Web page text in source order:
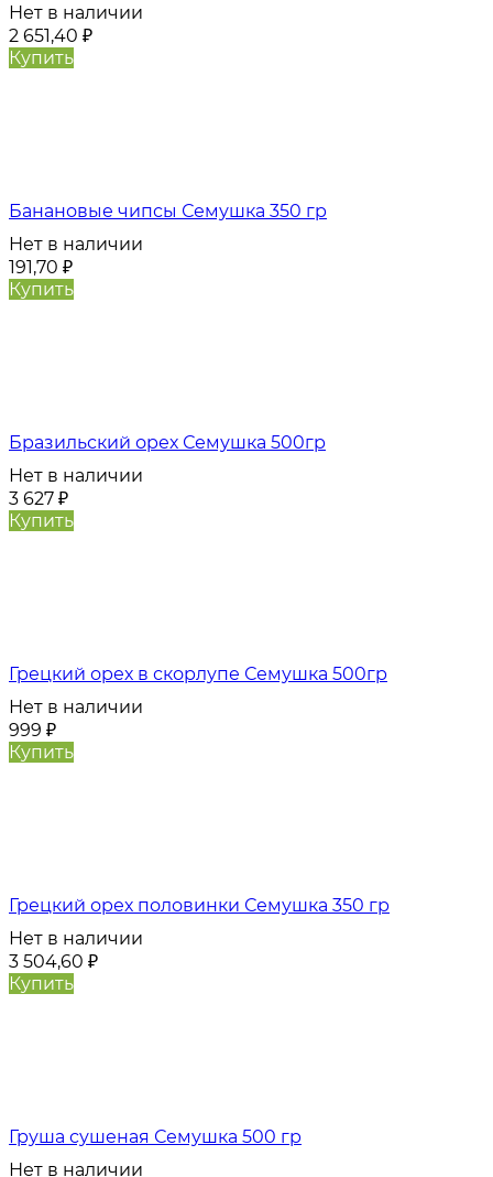
Нет в наличии
2 651,40 ₽
Купить
Банановые чипсы Семушка 350 гр
Нет в наличии
191,70 ₽
Купить
Бразильский орех Семушка 500гр
Нет в наличии
3 627 ₽
Купить
Грецкий орех в скорлупе Семушка 500гр
Нет в наличии
999 ₽
Купить
Грецкий орех половинки Семушка 350 гр
Нет в наличии
3 504,60 ₽
Купить
Груша сушеная Семушка 500 гр
Нет в наличии